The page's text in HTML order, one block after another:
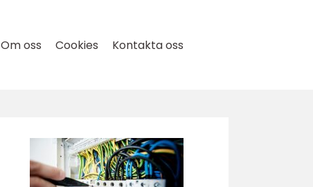
Om oss Cookies Kontakta oss